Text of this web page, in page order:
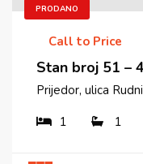
PRODANO
Call to Price
Stan broj 51 –
Prijedor, ulica
1
1